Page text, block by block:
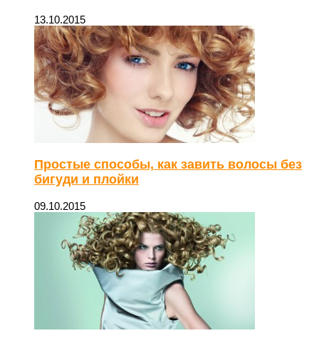
13.10.2015
Простые способы, как завить волосы без
бигуди и плойки
09.10.2015